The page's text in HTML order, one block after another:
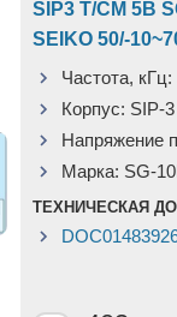
SIP3 T/CM 5В
SEIKO 50/-
Частота, кГц:
Корпус: SIP-3
Напряжение
Марка: SG-
ТЕХНИЧЕСКАЯ